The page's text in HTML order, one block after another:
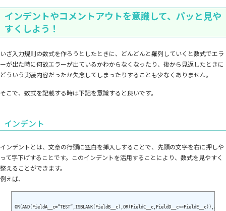
インデントやコメントアウトを意識して、パッと見や
すくしよう！
いざ入力規則の数式を作ろうとしたときに、どんどんと羅列していくと数式でエラ
ーが出た時に何故エラーが出ているかわからなくなったり、後から見返したときに
どういう実装内容だったか失念してしまったりすることも少なくありません。
そこで、数式を記載する時は下記を意識すると良いです。
インデント
インデントとは、文章の行頭に空白を挿入しすることで、先頭の文字を右に押しや
って字下げすることです。このインデントを活用することにより、数式を見やすく
整えることができます。
例えば、